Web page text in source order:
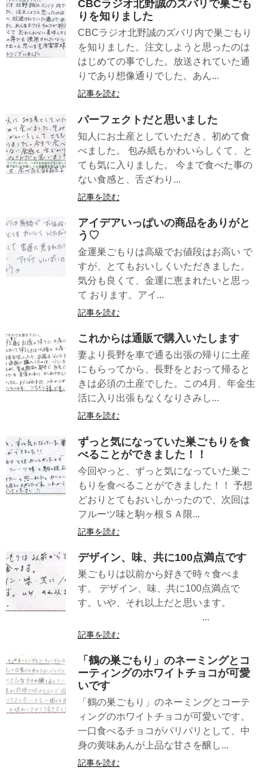
CBCラジオ北野誠のズバリで巣ごも
りを知りました
CBCラジオ北野誠のズバリ内で巣ごもり
を知りました。注文しようと思ったのは
はじめての事でした。放送されていた通
りであり想像通りでした。あん...
記事を読む
パーフェクトだと思いました
知人にお土産としていただき、初めて食
べました。 包み紙もかわいらしくて、と
ても気に入りました。 今まで食べた事の
ない食感と、舌ざわり...
記事を読む
アイデアいっぱいの商品をありがと
う♡
金運巣ごもりは高級でお値段はお高い で
すが、とてもおいしくいただきました。
気分も良くて、金運に恵まれたいと思っ
て おります。アイ...
記事を読む
これからは通販で購入いたします
妻より長野を車で通る出張の帰りに土産
にもらってから、長野をとおって帰ると
きは必須の土産でした。この4月、年金生
活に入り出張もなくなりさみし...
記事を読む
ずっと気になっていた巣ごもりを食
べることができました！！
今回やっと、ずっと気になっていた巣ご
もりを食べることができました！！ 予想
どおりとてもおいしかったので、次回は
フルーツ味と駒ヶ根ＳＡ限...
記事を読む
デザイン、味、共に100点満点です
巣ごもりは以前から好きで時々食べま
す。 デザイン、味、共に100点満点で
す。いや、それ以上だと思います。
...
記事を読む
「鶴の巣ごもり」のネーミングとコ
ーティングのホワイトチョコが可愛
いです
「鶴の巣ごもり」のネーミングとコーテ
ィングのホワイトチョコが可愛いです。
一口食べるチョコがパリパリとして、中
身の黄味あんが上品な甘さを醸し...
記事を読む